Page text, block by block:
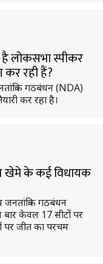
लोकसभा स्पीकर
रही हैं?
गठबंधन (NDA)
कर रहा है।
खेमे के कई विधायक
जनतांत्रिक गठबंधन
केवल 17 सीटों पर
पर जीत का परचम